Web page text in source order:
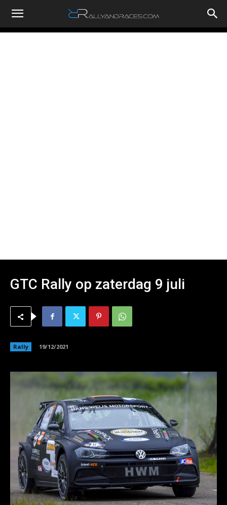
RallyandRaces.com
GTC Rally op zaterdag 9 juli
Rally 19/12/2021